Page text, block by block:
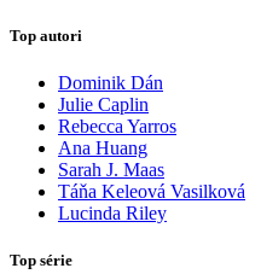
Top autori
Dominik Dán
Julie Caplin
Rebecca Yarros
Ana Huang
Sarah J. Maas
Táňa Keleová Vasilková
Lucinda Riley
Top série